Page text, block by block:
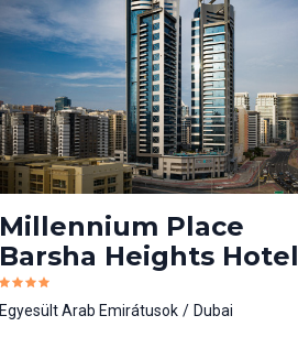
Millennium Place
Barsha Heights Hotel
Egyesült Arab Emirátusok Dubai